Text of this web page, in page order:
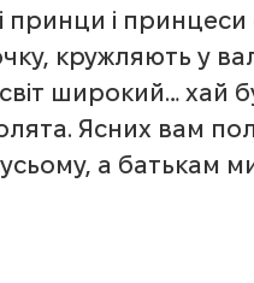
принци і
кружляють у
широкий… хай
Ясних вам
а батькам